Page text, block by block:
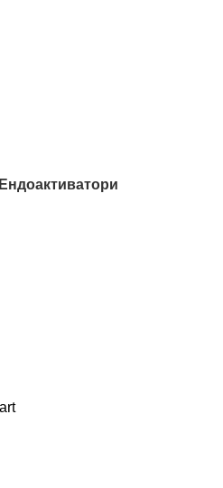
Ендоактиватори